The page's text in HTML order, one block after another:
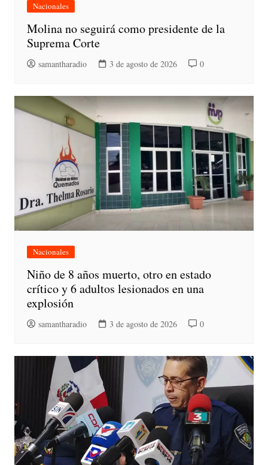
Nacionales
Molina no seguirá como presidente de la
Suprema Corte
samantharadio 3 de agosto de 2026 0
Nacionales
Niño de 8 años muerto, otro en estado
crítico y 6 adultos lesionados en una
explosión
samantharadio 3 de agosto de 2026 0